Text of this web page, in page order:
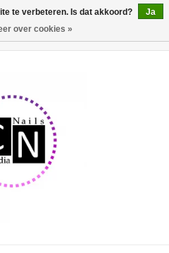
te verbeteren. Is dat akkoord?
Ja
over cookies »